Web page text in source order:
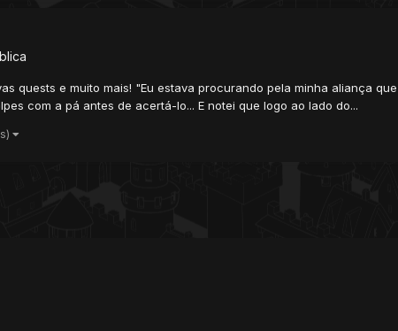
quests e muito mais! "Eu estava procurando pela minha aliança
com a pá antes de acertá-lo... E notei que logo ao lado do...